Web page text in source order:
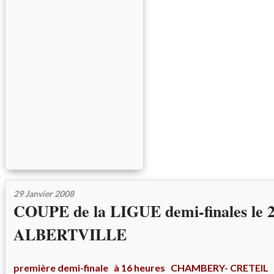
29 Janvier 2008
COUPE de la LIGUE demi-finales le
ALBERTVILLE
première demi-finale à 16 heures CHAMBERY- CRETEIL